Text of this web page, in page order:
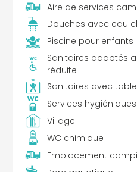
Aire de services
Douches avec eau
Piscine pour enfants
Sanitaires adaptés
réduite
Sanitaires avec
Services
Village
WC chimique
Emplacement